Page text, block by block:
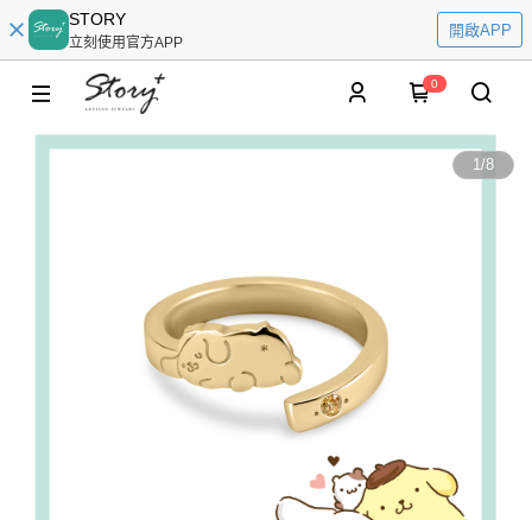
STORY
立刻使用官方APP
開啟APP
0
1/8